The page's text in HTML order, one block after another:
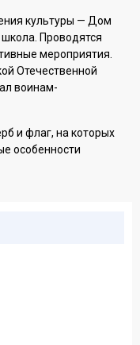
культуры — Дом
Проводятся
мероприятия.
Отечественной
воинам-
и флаг, на которых
особенности